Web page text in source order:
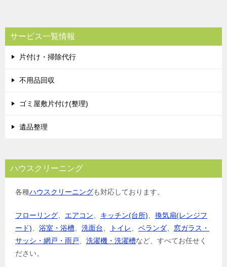
サービス一覧情報
片付け・掃除代行
不用品回収
ゴミ屋敷片付け(整理)
遺品整理
ハウスクリーニング
各種ハウスクリーニングも対応しております。
フローリング エアコン キッチン(台所)
換気扇(レンジフ
ード)
浴室・浴槽 洗面台 トイレ ベランダ
窓ガラス・
サッシ・網戸・雨戸
洗濯機・洗濯槽など、すべてお任せく
ださい。